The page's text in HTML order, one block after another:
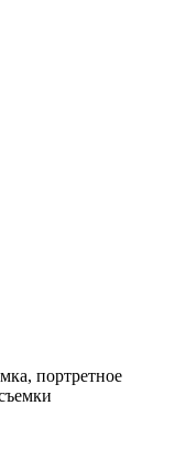
портретное